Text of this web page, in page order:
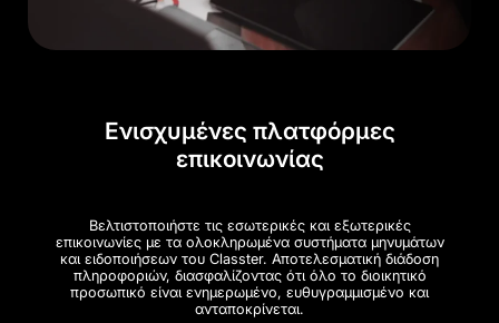
Ενισχυμένες πλατφόρμες
επικοινωνίας
Βελτιστοποιήστε τις εσωτερικές και εξωτερικές
επικοινωνίες με τα ολοκληρωμένα συστήματα μηνυμάτων
και ειδοποιήσεων του Classter. Αποτελεσματική διάδοση
πληροφοριών, διασφαλίζοντας ότι όλο το διοικητικό
προσωπικό είναι ενημερωμένο, ευθυγραμμισμένο και
ανταποκρίνεται.